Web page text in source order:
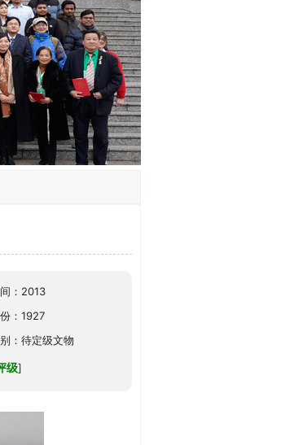
：2013
：1927
：待定级文物
级]